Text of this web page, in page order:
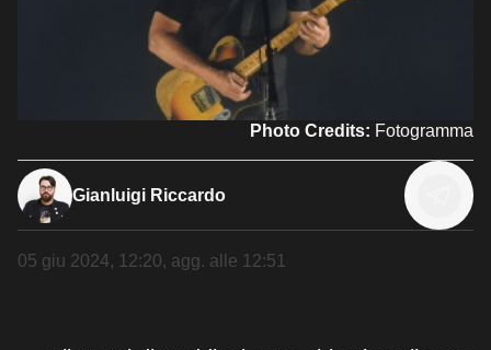
Photo Credits: Fotogramma
Gianluigi Riccardo
05 giu 2024, 12:20, agg. alle 12:51